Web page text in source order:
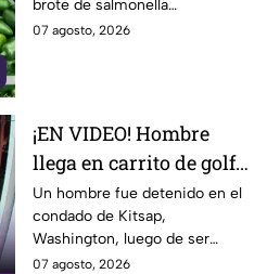
estados
brote de salmonella
relacionado con chiles
07 agosto, 2026
¡EN VIDEO! Hombre
llega en carrito de golf
con un perro y termina
DESATANDO inc3ndio
en una casa
Un hombre fue detenido en el
condado de Kitsap,
Washington, luego de ser
señalado como presunto
07 agosto, 2026